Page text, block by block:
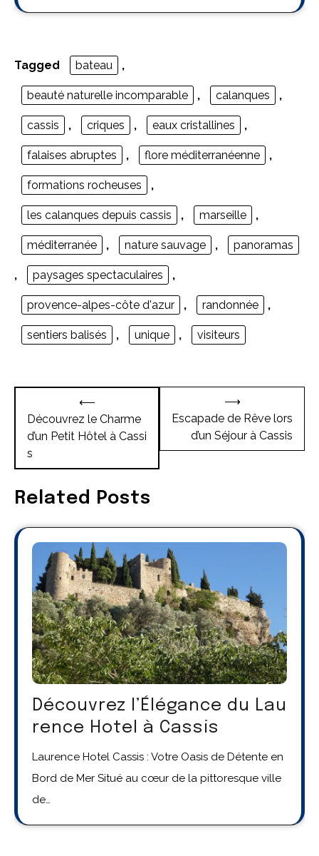
Tagged bateau ,
beauté naturelle incomparable , calanques ,
cassis , criques , eaux cristallines ,
falaises abruptes , flore méditerranéenne ,
formations rocheuses ,
les calanques depuis cassis , marseille ,
méditerranée , nature sauvage , panoramas
, paysages spectaculaires ,
provence-alpes-côte d'azur , randonnée ,
sentiers balisés , unique , visiteurs
Navigation
de
l’article
⟵
Découvrez le Charme
d’un Petit Hôtel à Cassi
s
Escapade de Rêve lors
d’un Séjour à Cassis
⟶
Related Posts
Découvrez l’Élégance du Lau
rence Hotel à Cassis
Laurence Hotel Cassis : Votre Oasis de Détente en
Bord de Mer Situé au cœur de la pittoresque ville
de…